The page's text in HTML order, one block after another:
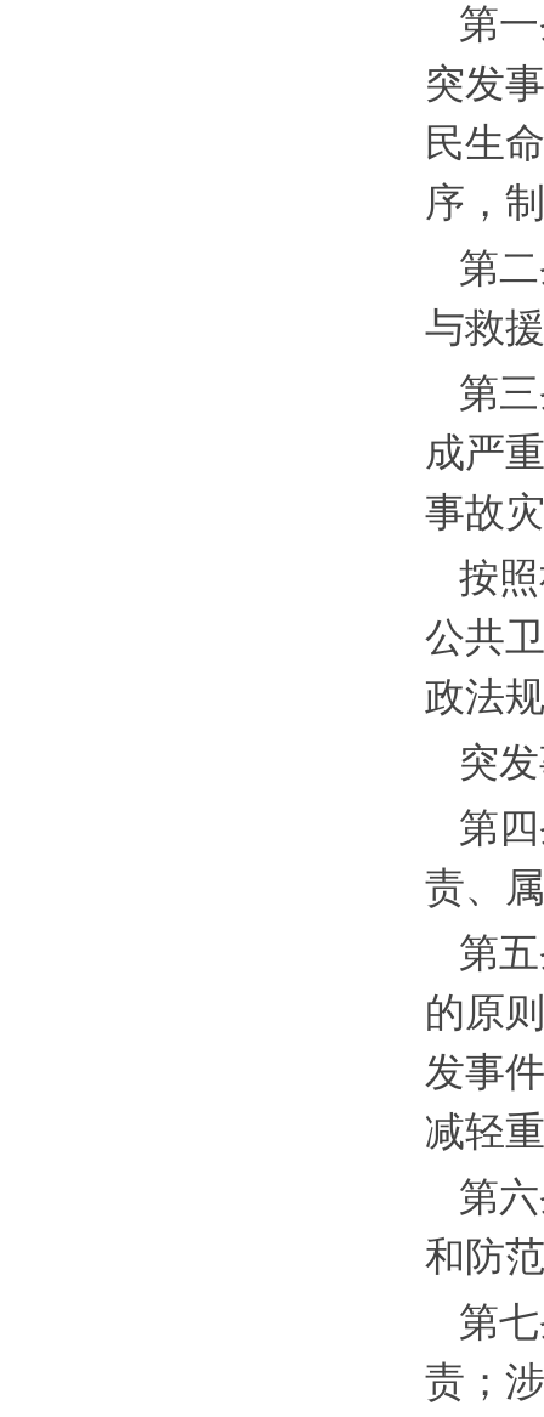
第
突发
民生
序，
第
与救
第
成严
事故
按
公共
政法
突
第
责、
第
的原
发事
减轻
第
和防
第
责；